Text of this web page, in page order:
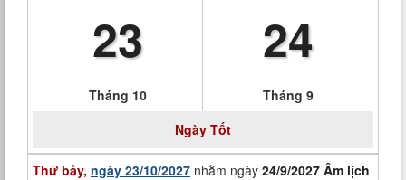
23
Tháng 10
24
Tháng 9
Ngày Tốt
Thứ bảy, ngày 23/10/2027 nhằm ngày 24/9/2027 Âm lịch